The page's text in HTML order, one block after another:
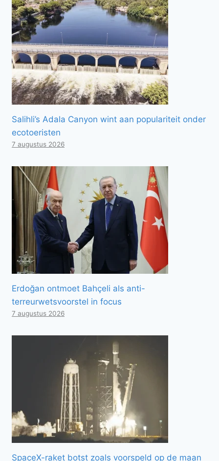
Salihli’s Adala Canyon wint aan populariteit onder
ecotoeristen
7 augustus 2026
Erdoğan ontmoet Bahçeli als anti-
terreurwetsvoorstel in focus
7 augustus 2026
SpaceX-raket botst zoals voorspeld op de maan